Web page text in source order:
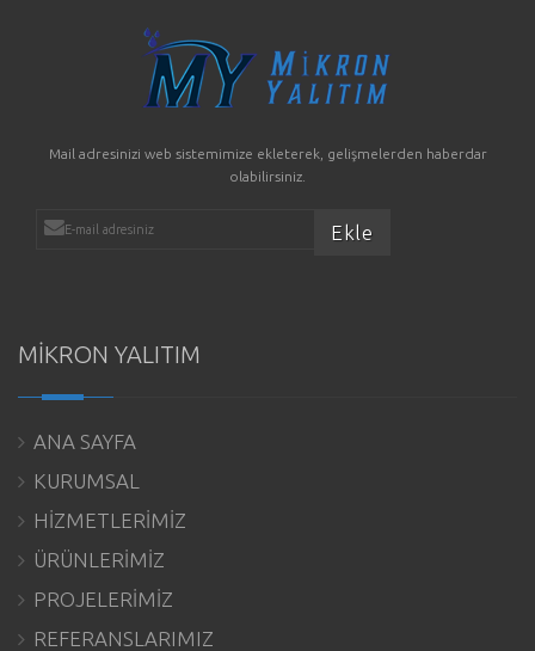
Mail adresinizi web sistemimize ekleterek, gelişmelerden haberdar
olabilirsiniz.
MİKRON YALITIM
ANA SAYFA
KURUMSAL
HİZMETLERİMİZ
ÜRÜNLERİMİZ
PROJELERİMİZ
REFERANSLARIMIZ